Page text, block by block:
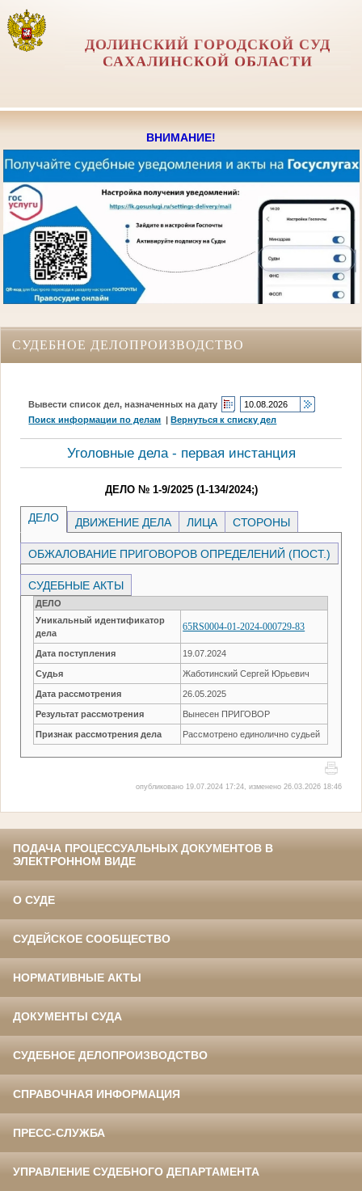
ДОЛИНСКИЙ ГОРОДСКОЙ СУД
САХАЛИНСКОЙ ОБЛАСТИ
ВНИМАНИЕ!
СУДЕБНОЕ ДЕЛОПРОИЗВОДСТВО
Вывести список дел, назначенных на дату
Поиск информации по делам |Вернуться к списку дел
Уголовные дела - первая инстанция
ДЕЛО № 1-9/2025 (1-134/2024;)
ДЕЛО ДВИЖЕНИЕ ДЕЛА ЛИЦА СТОРОНЫ
ОБЖАЛОВАНИЕ ПРИГОВОРОВ ОПРЕДЕЛЕНИЙ (ПОСТ.)
СУДЕБНЫЕ АКТЫ
ДЕЛО
Уникальный идентификатор
дела
65RS0004-01-2024-000729-83
Дата поступления 19.07.2024
Судья Жаботинский Сергей Юрьевич
Дата рассмотрения 26.05.2025
Результат рассмотрения Вынесен ПРИГОВОР
Признак рассмотрения дела Рассмотрено единолично судьей
опубликовано 19.07.2024 17:24, изменено 26.03.2026 18:46
ПОДАЧА ПРОЦЕССУАЛЬНЫХ ДОКУМЕНТОВ В
ЭЛЕКТРОННОМ ВИДЕ
О СУДЕ
СУДЕЙСКОЕ СООБЩЕСТВО
НОРМАТИВНЫЕ АКТЫ
ДОКУМЕНТЫ СУДА
СУДЕБНОЕ ДЕЛОПРОИЗВОДСТВО
СПРАВОЧНАЯ ИНФОРМАЦИЯ
ПРЕСС-СЛУЖБА
УПРАВЛЕНИЕ СУДЕБНОГО ДЕПАРТАМЕНТА